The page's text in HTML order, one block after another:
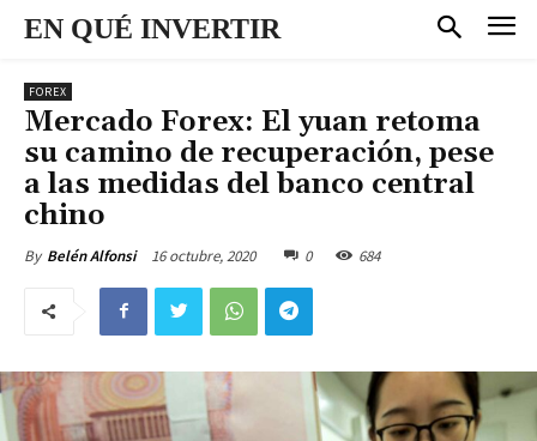
EN QUÉ INVERTIR
FOREX
Mercado Forex: El yuan retoma
su camino de recuperación, pese
a las medidas del banco central
chino
By Belén Alfonsi 16 octubre, 2020 0 684